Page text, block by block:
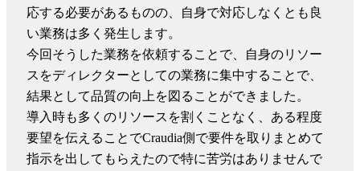
応する必要があるものの、自身で対応しなくとも良
い業務は多く発生します。
今回そうした業務を依頼することで、自身のリソー
スをディレクターとしての業務に集中することで、
結果として品質の向上を図ることができました。
導入時も多くのリソースを割くことなく、ある程度
要望を伝えることでCraudia側で要件を取りまとめて
指示を出してもらえたので特に苦労はありませんで